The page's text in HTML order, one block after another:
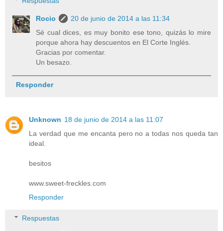
Rocio
20 de junio de 2014 a las 11:34
Sé cual dices, es muy bonito ese tono, quizás lo mire
porque ahora hay descuentos en El Corte Inglés.
Gracias por comentar.
Un besazo.
Responder
Unknown 18 de junio de 2014 a las 11:07
La verdad que me encanta pero no a todas nos queda tan
ideal.
besitos
www.sweet-freckles.com
Responder
Respuestas